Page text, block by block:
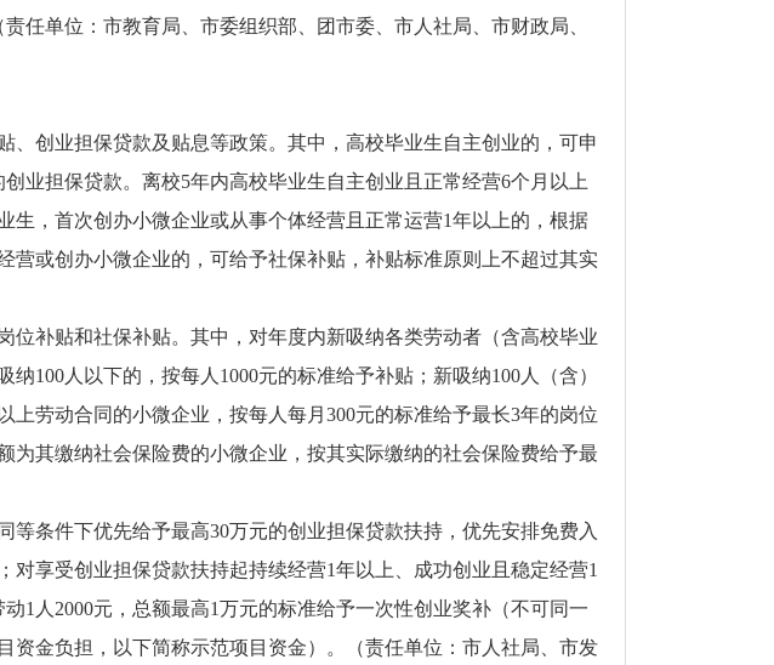
任单位：市教育局、市委组织部、团市委、市人社局、市财政局、
、创业担保贷款及贴息等政策。其中，高校毕业生自主创业的，可申
业担保贷款。离校5年内高校毕业生自主创业且正常经营6个月以上
生，首次创办小微企业或从事个体经营且正常运营1年以上的，根据
营或创办小微企业的，可给予社保补贴，补贴标准原则上不超过其实
位补贴和社保补贴。其中，对年度内新吸纳各类劳动者（含高校毕业
100人以下的，按每人1000元的标准给予补贴；新吸纳100人（含）
劳动合同的小微企业，按每人每月300元的标准给予最长3年的岗位
其缴纳社会保险费的小微企业，按其实际缴纳的社会保险费给予最
等条件下优先给予最高30万元的创业担保贷款扶持，优先安排免费入
享受创业担保贷款扶持起持续经营1年以上、成功创业且稳定经营1
1人2000元，总额最高1万元的标准给予一次性创业奖补（不可同一
金负担，以下简称示范项目资金）。（责任单位：市人社局、市发